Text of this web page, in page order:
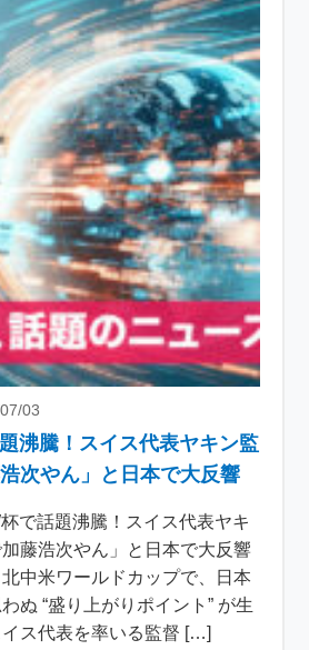
03
沸騰！スイス代表ヤキン監
次やん」と日本で大反響
で話題沸騰！スイス代表ヤキ
藤浩次やん」と日本で大反響
中米ワールドカップで、日本
ぬ “盛り上がりポイント” が生
ス代表を率いる監督 […]